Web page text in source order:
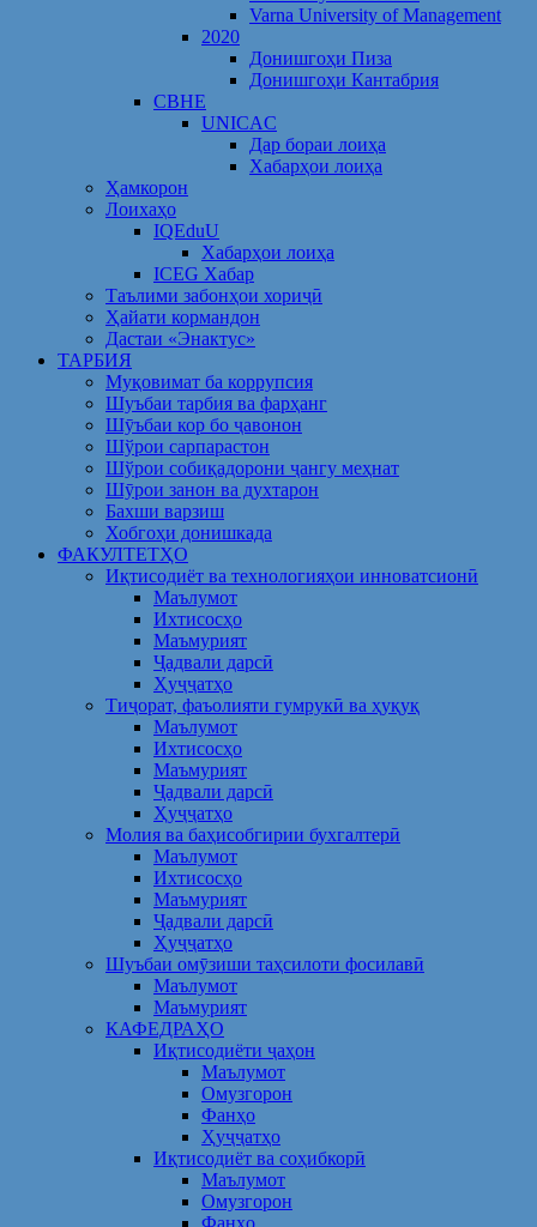
Varna University of Management
2020
Донишгоҳи Пиза
Донишгоҳи Кантабрия
CBHE
UNICAC
Дар бораи лоиҳа
Хабарҳои лоиҳа
Ҳамкорон
Лоихаҳо
IQEduU
Хабарҳои лоиҳа
ICEG Хабар
Таълими забонҳои хориҷӣ
Ҳайати кормандон
Дастаи «Энактус»
ТАРБИЯ
Муқовимат ба коррупсия
Шуъбаи тарбия ва фарҳанг
Шӯъбаи кор бо ҷавонон
Шўрои сарпарастон
Шўрои собиқадорони ҷангу меҳнат
Шӯрои занон ва духтарон
Бахши варзиш
Хобгоҳи донишкада
ФАКУЛТЕТҲО
Иқтисодиёт ва технологияҳои инноватсионӣ
Маълумот
Ихтисосҳо
Маъмурият
Ҷадвали дарсӣ
Ҳуҷҷатҳо
Тиҷорат, фаъолияти гумрукӣ ва ҳуқуқ
Маълумот
Ихтисосҳо
Маъмурият
Ҷадвали дарсӣ
Ҳуҷҷатҳо
Молия ва баҳисобгирии бухгалтерӣ
Маълумот
Ихтисосҳо
Маъмурият
Ҷадвали дарсӣ
Ҳуҷҷатҳо
Шуъбаи омӯзиши таҳсилоти фосилавӣ
Маълумот
Маъмурият
КАФЕДРАҲО
Иқтисодиёти ҷаҳон
Маълумот
Омузгорон
Фанҳо
Ҳуҷҷатҳо
Иқтисодиёт ва соҳибкорӣ
Маълумот
Омузгорон
Фанҳо